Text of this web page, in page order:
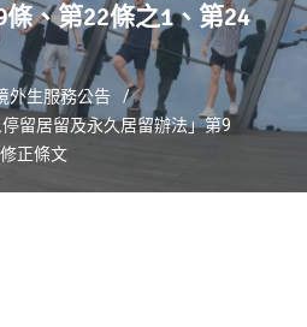
、第22條之1、第24
外生服務公告
停留居留及永久居留辦法」第9
正條文